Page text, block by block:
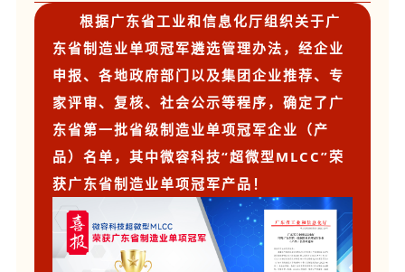
根据广东省工业和信息化厅组织关于广
东省制造业单项冠军遴选管理办法，经企业
申报、各地政府部门以及集团企业推荐、专
家评审、复核、社会公示等程序，确定了广
东省第一批省级制造业单项冠军企业（产
品）名单，其中微容科技“超微型MLCC”荣
获广东省制造业单项冠军产品！